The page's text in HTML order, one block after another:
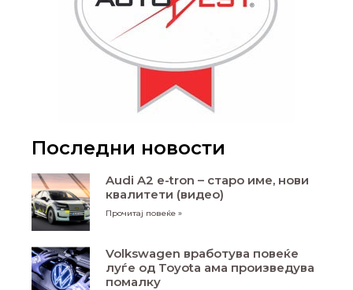
Последни новости
Audi A2 e-tron – старо име, нови
квалитети (видео)
Прочитај повеќе »
Volkswagen вработува повеќе
луѓе од Toyota ама произведува
помалку